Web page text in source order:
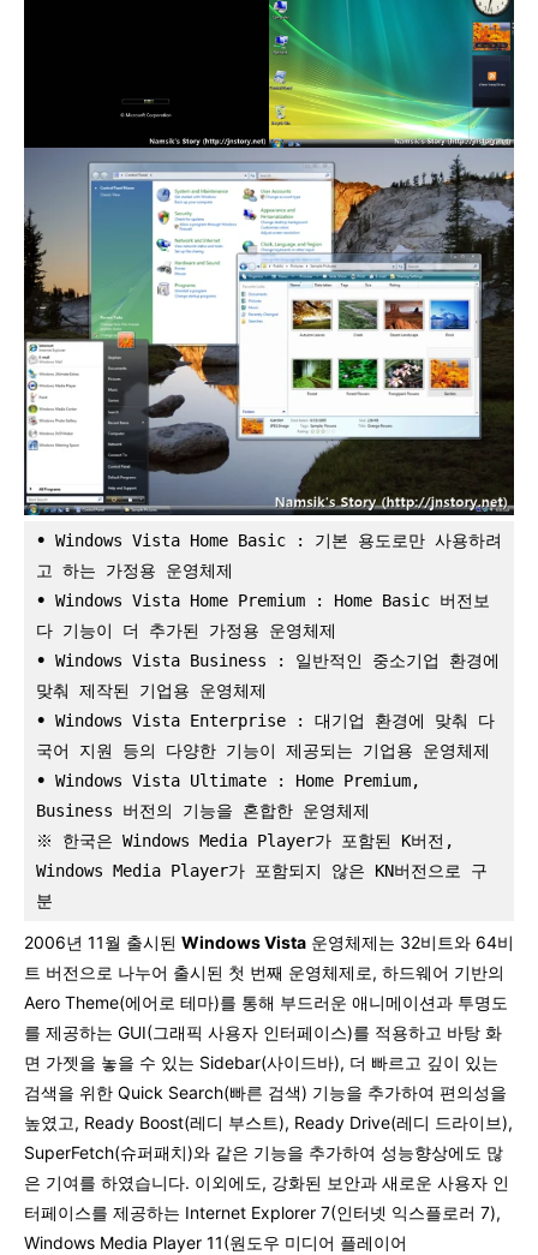
• Windows Vista Home Basic : 기본 용도로만 사용하려
고 하는 가정용 운영체제
• Windows Vista Home Premium : Home Basic 버전보
다 기능이 더 추가된 가정용 운영체제
• Windows Vista Business : 일반적인 중소기업 환경에
맞춰 제작된 기업용 운영체제
• Windows Vista Enterprise : 대기업 환경에 맞춰 다
국어 지원 등의 다양한 기능이 제공되는 기업용 운영체제
• Windows Vista Ultimate : Home Premium,
Business 버전의 기능을 혼합한 운영체제
※ 한국은 Windows Media Player가 포함된 K버전,
Windows Media Player가 포함되지 않은 KN버전으로 구
분
2006년 11월 출시된 Windows Vista 운영체제는 32비트와 64비
트 버전으로 나누어 출시된 첫 번째 운영체제로, 하드웨어 기반의
Aero Theme(에어로 테마)를 통해 부드러운 애니메이션과 투명도
를 제공하는 GUI(그래픽 사용자 인터페이스)를 적용하고 바탕 화
면 가젯을 놓을 수 있는 Sidebar(사이드바), 더 빠르고 깊이 있는
검색을 위한 Quick Search(빠른 검색) 기능을 추가하여 편의성을
높였고, Ready Boost(레디 부스트), Ready Drive(레디 드라이브),
SuperFetch(슈퍼패치)와 같은 기능을 추가하여 성능향상에도 많
은 기여를 하였습니다. 이외에도, 강화된 보안과 새로운 사용자 인
터페이스를 제공하는 Internet Explorer 7(인터넷 익스플로러 7),
Windows Media Player 11(원도우 미디어 플레이어